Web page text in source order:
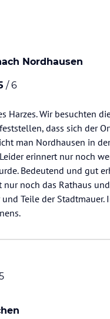
Nordhausen
/ 6
Harzes. Wir besuchten
dass sich der
man Nordhausen in
erinnert nur noch
Bedeutend und gut
noch das Rathaus
Teile der Stadtmauer.